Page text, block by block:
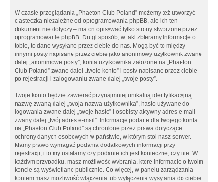
W czasie przeglądania „Phaeton Club Poland” możemy też utworzyć
ciasteczka niezależne od oprogramowania phpBB, ale ich ten
dokument nie dotyczy – ma on opisywać tylko strony stworzone przez
oprogramowanie phpBB. Drugi sposób, w jaki zbieramy informacje o
tobie, to dane wysyłane przez ciebie do nas. Mogą być to między
innymi posty napisane przez ciebie jako anonimowy użytkownik zwane
dalej „anonimowe posty”, konta użytkownika założone na „Phaeton
Club Poland” zwane dalej „twoje konto” i posty napisane przez ciebie
po rejestracji i zalogowaniu zwane dalej „twoje posty”.
Twoje konto będzie zawierać przynajmniej unikalną identyfikacyjną
nazwę zwaną dalej „twoja nazwa użytkownika”, hasło używane do
logowania zwane dalej „twoje hasło” i osobisty aktywny adres e-mail
zwany dalej „twój adres e-mail”. Informacje podane dla twojego konta
na „Phaeton Club Poland” są chronione przez prawa dotyczące
ochrony danych osobowych w państwie, w którym stoi nasz serwer.
Mamy prawo wymagać podania dodatkowych informacji przy
rejestracji, i to my ustalamy czy podanie ich jest konieczne, czy nie. W
każdym przypadku, masz możliwość wybrania, które informacje o twoim
koncie są wyświetlane publicznie. Co więcej, w panelu zarządzania
kontem masz możliwość włączenia lub wyłączenia wysyłania do ciebie